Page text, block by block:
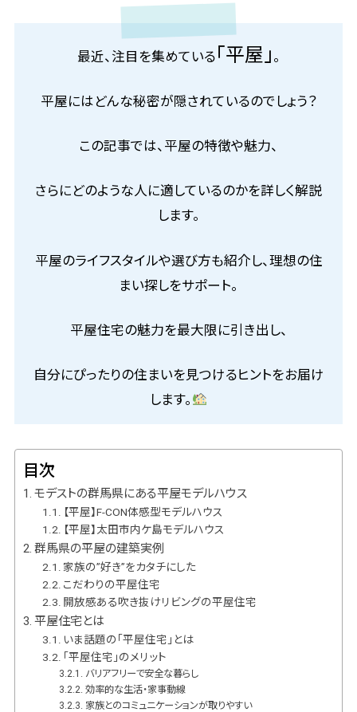
最近、注目を集めている 「平屋」 。
平屋にはどんな秘密が隠されているのでしょう？
この記事では、平屋の特徴や魅力、
さらにどのような人に適しているのかを詳しく解説
します。
平屋のライフスタイルや選び方も紹介し、理想の住
まい探しをサポート。
平屋住宅の魅力を最大限に引き出し、
自分にぴったりの住まいを見つけるヒントをお届け
します。
目次
モデストの群馬県にある平屋モデルハウス
【平屋】F-CON体感型モデルハウス
【平屋】太田市内ケ島モデルハウス
群馬県の平屋の建築実例
家族の”好き”をカタチにした
こだわりの平屋住宅
開放感ある吹き抜けリビングの平屋住宅
平屋住宅とは
いま話題の「平屋住宅」とは
「平屋住宅」のメリット
バリアフリーで安全な暮らし
効率的な生活・家事動線
家族とのコミュニケーションが取りやすい